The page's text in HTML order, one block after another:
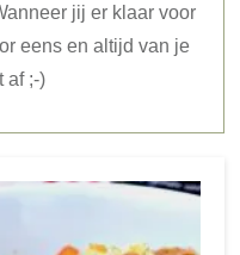
jij er klaar voor
eens en altijd van je
af ;-)